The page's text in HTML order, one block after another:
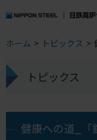
ホーム > トピックス >
トピックス
健康への道_「